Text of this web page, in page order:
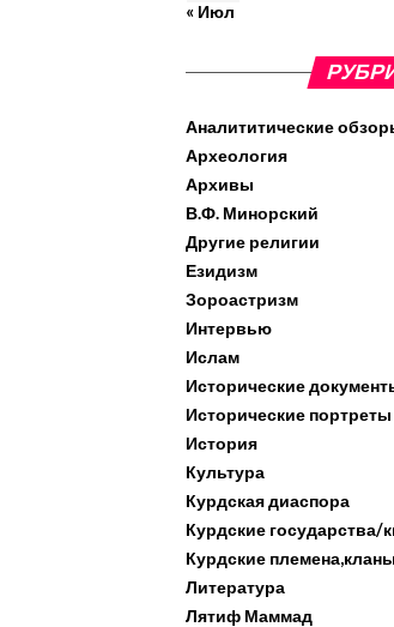
« Июл
Аналититические
Археология
Архивы
В.Ф. Минорский
Другие религии
Езидизм
Зороастризм
Интервью
Ислам
Исторические
Исторические портреты
История
Культура
Курдская диаспора
Курдские государства/
Курдские
Литература
Лятиф Маммад